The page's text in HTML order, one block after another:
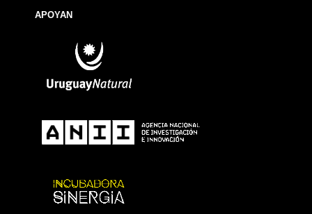
APOYAN